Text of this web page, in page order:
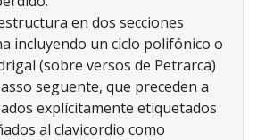
en dos secciones
incluyendo un ciclo polifónico o
(sobre versos de Petrarca)
seguente, que preceden a
explícitamente etiquetados
al clavicordio como